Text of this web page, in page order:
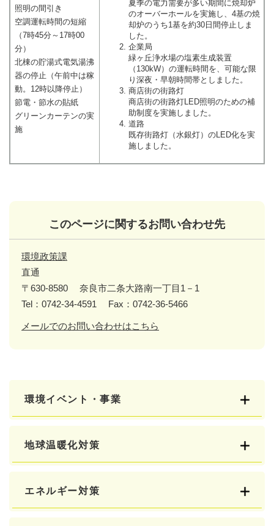
照明の間引き
空調運転時間の短縮
（7時45分～17時00
分）
北棟の貯湯式電気湯沸
器の停止（午前中は稼
動。12時以降停止）
節電・節水の貼紙
グリーンカーテンの実
施
夏季の電力需要が多い期間に焼却炉
のオーバーホールを実施し、4基の焼
却炉のうち1基を約30日間停止しま
した。
企業局
緑ヶ丘浄水場の塩素生成装置
（130kW）の運転時間を、可能な限
り深夜・早朝時間帯としました。
商店街の街路灯
商店街の街路灯LED照明のための補
助制度を実施しました。
道路
既存街路灯（水銀灯）のLED化を実
施しました。
このページに関するお問い合わせ先
環境政策課
直通
〒630-8580
奈良市二条大路南一丁目1－1
Tel：0742-34-4591
Fax：0742-36-5466
メールでのお問い合わせはこちら
環境イベント・事業
地球温暖化対策
エネルギー対策